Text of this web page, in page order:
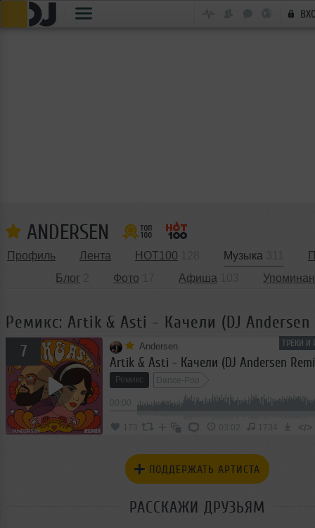
ANDERSEN
Профиль Лента HOT100 Музыка
Блог
Фото Афиша
Ремикс: Artik & Asti - Качели (DJ Andersen
ТРЕКИ И
7 Andersen
Artik & Asti - Качели (DJ Andersen
Ремикс Dance-Pop
173 03:02 1734 </>
ПОДДЕРЖАТЬ АРТИСТА
РАССКАЖИ ДРУЗЬЯМ